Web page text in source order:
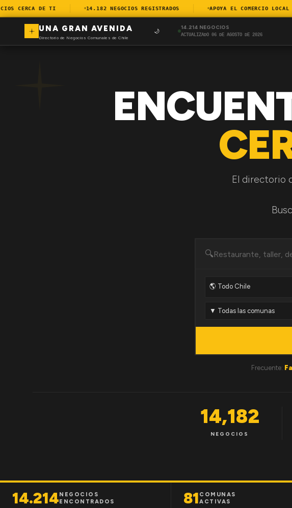
CERCA DE TI 14.182 NEGOCIOS REGISTRADOS APOYA EL COMERCIO LOCAL
UNA GRAN AVENIDA
Directorio de Negocios Comunales de Chile
🌙
14.214 NEGOCIOS
ACTUALIZADO 06 DE AGOSTO DE 2026
El directorio
🔍
Frecuente:
14,182
NEGOCIOS
14.214NEGOCIOS
ENCONTRADOS
81COMUNAS
ACTIVAS